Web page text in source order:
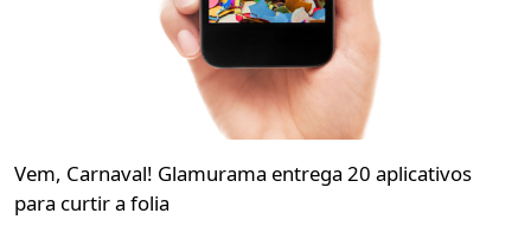
Vem, Carnaval! Glamurama entrega 20 aplicativos
para curtir a folia